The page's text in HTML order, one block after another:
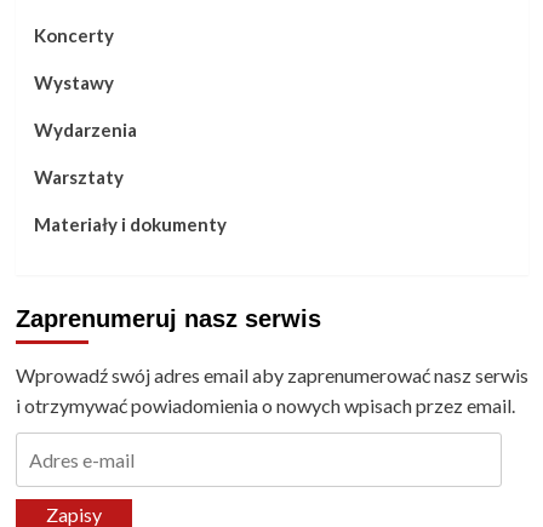
Koncerty
Wystawy
Wydarzenia
Warsztaty
Materiały i dokumenty
Zaprenumeruj nasz serwis
Wprowadź swój adres email aby zaprenumerować nasz serwis
i otrzymywać powiadomienia o nowych wpisach przez email.
mailZapisy